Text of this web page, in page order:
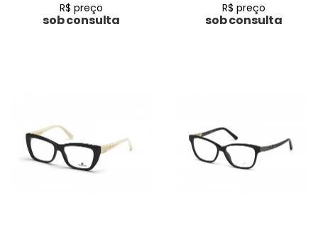
R$ preço
sob consulta
R$ preço
sob consulta